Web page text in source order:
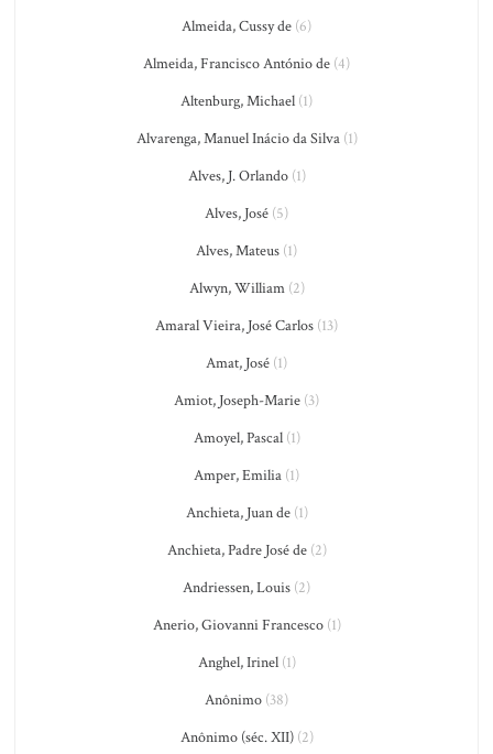
Almeida, Cussy de (6)
Almeida, Francisco António de (4)
Altenburg, Michael (1)
Alvarenga, Manuel Inácio da Silva(1)
Alves, J. Orlando(1)
Alves, José (5)
Alves, Mateus (1)
Alwyn, William(2)
Amaral Vieira, José Carlos (13)
Amat, José (1)
Amiot, Joseph-Marie (3)
Amoyel, Pascal(1)
Amper, Emilia (1)
Anchieta, Juan de(1)
Anchieta, Padre José de(2)
Andriessen, Louis (2)
Anerio, Giovanni Francesco(1)
Anghel, Irinel(1)
Anônimo (38)
Anônimo (séc. XII)(2)